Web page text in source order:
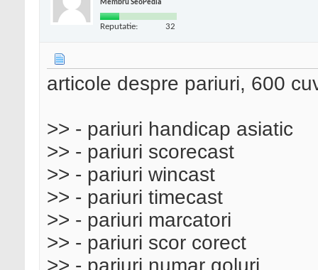
Membru SeoPedia
Reputatie: 32
articole despre pariuri, 600
>> - pariuri handicap asiatic
>> - pariuri scorecast
>> - pariuri wincast
>> - pariuri timecast
>> - pariuri marcatori
>> - pariuri scor corect